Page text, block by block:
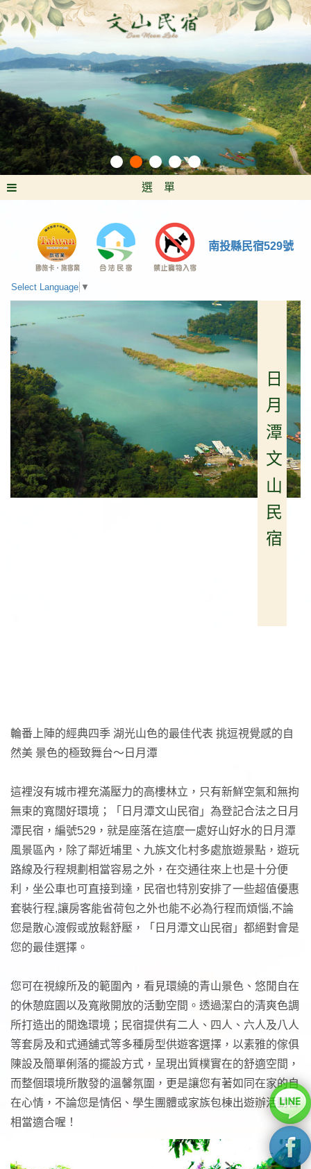
選 單
南投縣民宿529號
Select Language ▼
日月潭文山民宿
輪番上陣的經典四季 湖光山色的最佳代表 挑逗視覺感的自
然美 景色的極致舞台～日月潭
這裡沒有城市裡充滿壓力的高樓林立，只有新鮮空氣和無拘
無束的寬闊好環境；「日月潭文山民宿」為登記合法之日月
潭民宿，編號529，就是座落在這麼一處好山好水的日月潭
風景區內，除了鄰近埔里、九族文化村多處旅遊景點，遊玩
路線及行程規劃相當容易之外，在交通往來上也是十分便
利，坐公車也可直接到達，民宿也特別安排了一些超值優惠
套裝行程,讓房客能省荷包之外也能不必為行程而煩惱,不論
您是散心渡假或放鬆舒壓，「日月潭文山民宿」都絕對會是
您的最佳選擇。
您可在視線所及的範圍內，看見環繞的青山景色、悠閒自在
的休憩庭園以及寬敞開放的活動空間。透過潔白的清爽色調
所打造出的閒逸環境；民宿提供有二人、四人、六人及八人
等套房及和式通舖式等多種房型供遊客選擇，以素雅的傢俱
陳設及簡單俐落的擺設方式，呈現出質樸實在的舒適空間，
而整個環境所散發的溫馨氛圍，更是讓您有著如同在家的自
在心情，不論您是情侶、學生團體或家族包棟出遊辦活動皆
相當適合喔！